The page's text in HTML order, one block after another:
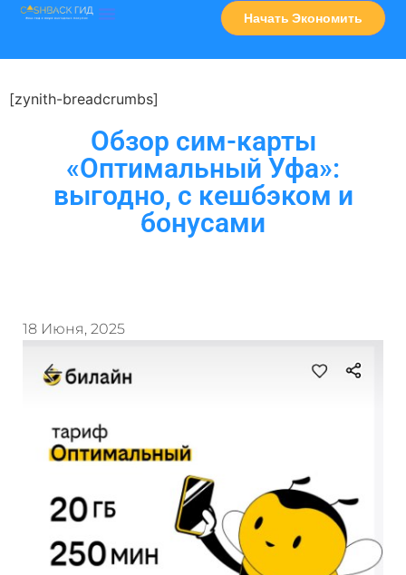
Начать Экономить
[zynith-breadcrumbs]
Обзор сим-карты
«Оптимальный Уфа»:
выгодно, с кешбэком и
бонусами
18 Июня, 2025